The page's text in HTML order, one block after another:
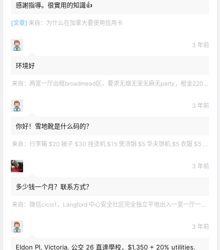
感謝指導。很實用的知識👍
[文章] 来自： 为什么在加拿大要使用信用卡
3 年前
环境好
来自： 两室一厅出租broadmead区，要求无烟无宠无麻无party，租金2200不包水电有意短信联系2508858496
3 年前
你好！雪地靴是什么码的？
来自： 行李箱 $20 被子 $30 挂烫机 $15 煲汤锅 $5 华夫饼机 $5 衣服 $5 雪地靴 $10 滑雪手套 $10 宜家衣物收纳 .
3 年前
多少钱一个月？联系方式？
来自： 微信cicis1，Langford 中心安全社区完全独立平地出入一室一厅一书房步行5分钟到公车站和商业圈 有后花园和.
3 年前
Eldon Pl, Victoria, 公交 26 直達學校，$1,350 + 20% utilities.